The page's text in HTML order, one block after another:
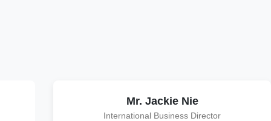
Mr. Jackie Nie
International Business Director